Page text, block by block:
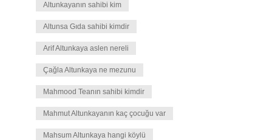
Altunkayanın sahibi kim
Altunsa Gıda sahibi kimdir
Arif Altunkaya aslen nereli
Çağla Altunkaya ne mezunu
Mahmood Teanın sahibi kimdir
Mahmut Altunkayanın kaç çocuğu var
Mahsum Altunkaya hangi köylü